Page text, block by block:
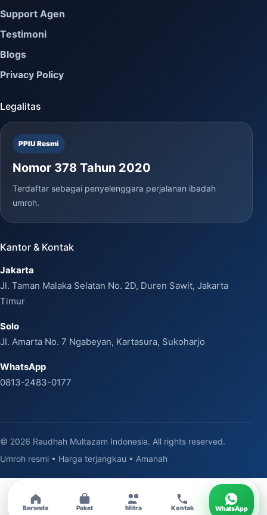
Beranda Paket Mitra Kontak WhatsApp
Support Agen
Testimoni
Blogs
Privacy Policy
Legalitas
PPIU Resmi
Nomor 378 Tahun 2020
Terdaftar sebagai penyelenggara perjalanan ibadah
umroh.
Kantor & Kontak
Jakarta
Jl. Taman Malaka Selatan No. 2D, Duren Sawit, Jakarta
Timur
Solo
Jl. Amarta No. 7 Ngabeyan, Kartasura, Sukoharjo
WhatsApp
0813-2483-0177
© 2026 Raudhah Multazam Indonesia. All rights reserved.
Umroh resmi • Harga terjangkau • Amanah